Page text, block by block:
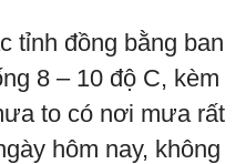
tỉnh đồng bằng ban
8 – 10 độ C, kèm
to có nơi mưa rất
hôm nay, không